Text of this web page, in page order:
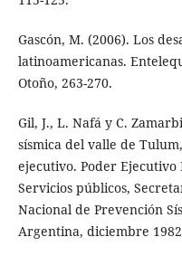
Gascón, M. (2006). Los
latinoamericanas.
Otoño, 263-270.
Gil, J., L. Nafá y C.
sísmica del valle de
ejecutivo. Poder
Servicios públicos,
Nacional de Prevención
Argentina, diciembre